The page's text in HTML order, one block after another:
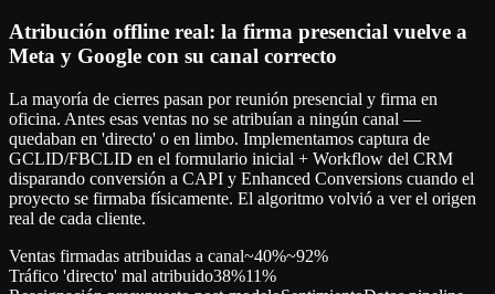
Atribución offline real: la firma presencial vuelve a
Meta y Google con su canal correcto
La mayoría de cierres pasan por reunión presencial y firma en
oficina. Antes esas ventas no se atribuían a ningún canal —
quedaban en 'directo' o en limbo. Implementamos captura de
GCLID/FBCLID en el formulario inicial + Workflow del CRM
disparando conversión a CAPI y Enhanced Conversions cuando el
proyecto se firmaba físicamente. El algoritmo volvió a ver el origen
real de cada cliente.
Ventas firmadas atribuidas a canal~40%~92%
Tráfico 'directo' mal atribuido38%11%